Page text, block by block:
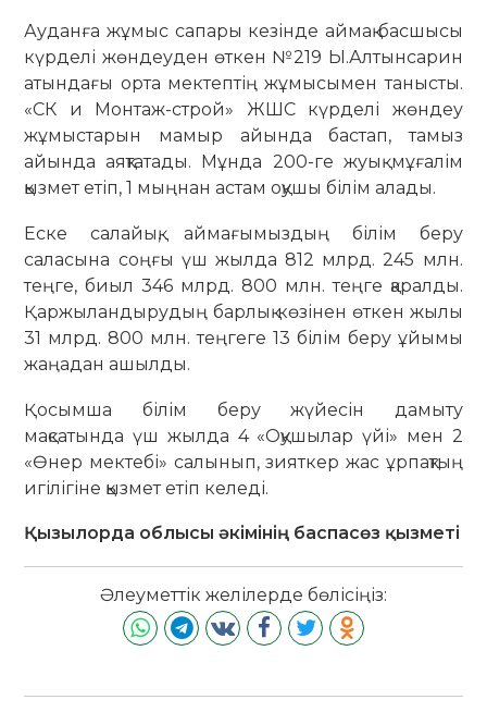
Ауданға жұмыс сапары кезінде аймақ басшысы
күрделі жөндеуден өткен №219 Ы.Алтынсарин
атындағы орта мектептің жұмысымен танысты.
«СК и Монтаж-строй» ЖШС күрделі жөндеу
жұмыстарын мамыр айында бастап, тамыз
айында аяқтатады. Мұнда 200-ге жуық мұғалім
қызмет етіп, 1 мыңнан астам оқушы білім алады.
Еске салайық, аймағымыздың білім беру
саласына соңғы үш жылда 812 млрд. 245 млн.
теңге, биыл 346 млрд. 800 млн. теңге қаралды.
Қаржыландырудың барлық көзінен өткен жылы
31 млрд. 800 млн. теңгеге 13 білім беру ұйымы
жаңадан ашылды.
Қосымша білім беру жүйесін дамыту
мақсатында үш жылда 4 «Оқушылар үйі» мен 2
«Өнер мектебі» салынып, зияткер жас ұрпақтың
игілігіне қызмет етіп келеді.
Қызылорда облысы әкімінің баспасөз қызметі
Әлеуметтік желілерде бөлісіңіз: